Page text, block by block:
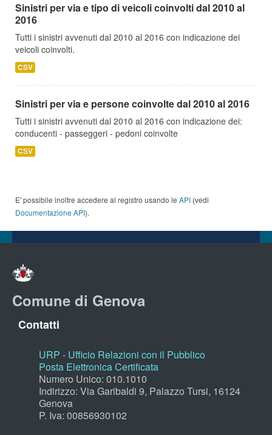
Sinistri per via e tipo di veicoli coinvolti dal 2010 al
2016
Tutti i sinistri avvenuti dal 2010 al 2016 con indicazione dei
veicoli coinvolti.
CSV
Sinistri per via e persone coinvolte dal 2010 al 2016
Tutti i sinistri avvenuti dal 2010 al 2016 con indicazione dei:
conducenti - passeggeri - pedoni coinvolte
CSV
E' possibile inoltre accedere al registro usando le API (vedi
Documentazione API).
Comune di Genova
Contatti
URP - Ufficio Relazioni con il Pubblico
Posta Elettronica Certificata
Numero Unico: 010.1010
Indirizzo: Via Garibaldi 9, Palazzo Tursi, 16124
Genova
P. Iva: 00856930102